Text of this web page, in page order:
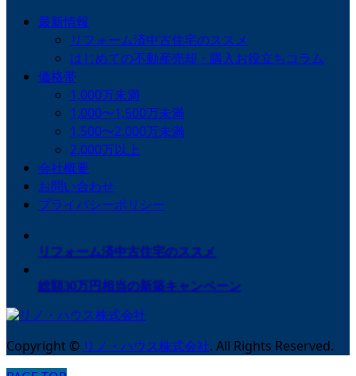
最新情報
リフォーム済中古住宅のススメ
はじめての不動産売却・購入お役立ちコラム
価格帯
1,000万未満
1,000〜1,500万未満
1,500〜2,000万未満
2,000万以上
会社概要
お問い合わせ
プライバシーポリシー
リフォーム済中古住宅のススメ
総額30万円相当の新築キャンペーン
Copyright © リノ・ハウス株式会社. All Rights Reserved.